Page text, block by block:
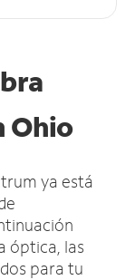
Ohio
ya está
óptica, las
para tu